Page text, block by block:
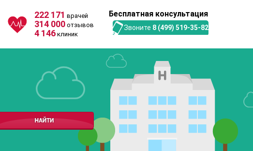
222 171 врачей
314 000 отзывов
4 146 клиник
Бесплатная консультация
Звоните 8 (499) 519-35-82